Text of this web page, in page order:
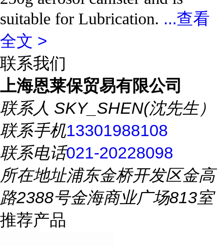
suitable for Lubrication. ...查看
全文 >
联系我们
上海恩莱保贸易有限公司
联系人 SKY_SHEN(沈先生）
联系手机13301988108
联系电话021-20228098
所在地址浦东金桥开发区金高
路2388号金海商业广场813室
推荐产品